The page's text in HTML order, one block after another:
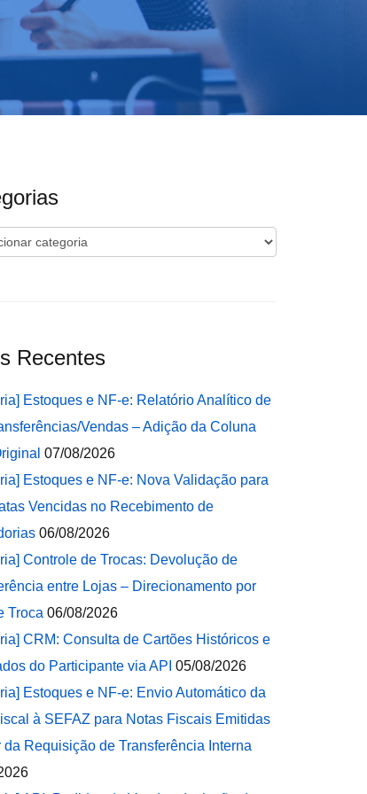
Recentes
Estoques e NF-e: Relatório Analítico de
Vendas – Adição da Coluna
07/08/2026
Estoques e NF-e: Nova Validação para
Vencidas no Recebimento de
06/08/2026
Controle de Trocas: Devolução de
entre Lojas – Direcionamento por
Troca 06/08/2026
CRM: Consulta de Cartões Históricos e
do Participante via API 05/08/2026
Estoques e NF-e: Envio Automático da
à SEFAZ para Notas Fiscais Emitidas
da Requisição de Transferência Interna